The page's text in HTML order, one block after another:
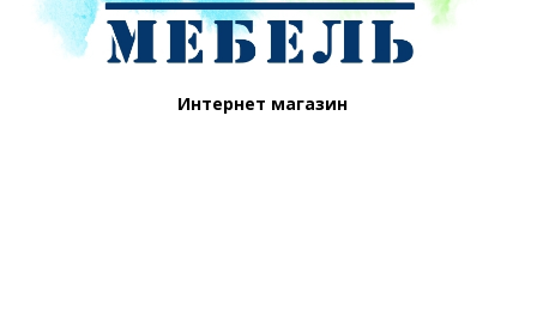
Интернет магазин